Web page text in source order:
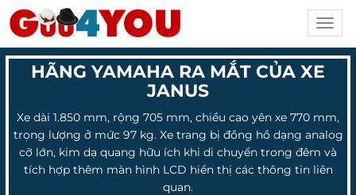
HÃNG YAMAHA RA MẮT CỦA XE
JANUS
Xe dài 1.850 mm, rộng 705 mm, chiều cao yên xe 770 mm,
trọng lượng ở mức 97 kg. Xe trang bị đồng hồ dạng analog
cỡ lớn, kim dạ quang hữu ích khi di chuyển trong đêm và
tích hợp thêm màn hình LCD hiển thị các thông tin liên
quan.